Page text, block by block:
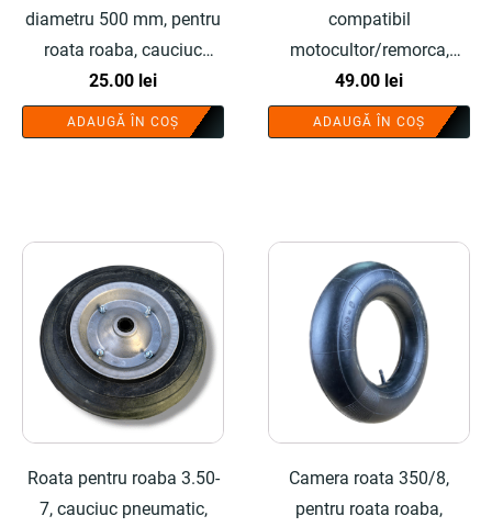
diametru 500 mm, pentru
roata roaba, cauciuc
rezistent - COBI SMART®
25.00 lei
ADAUGĂ ÎN COȘ
compatibil
motocultor/remorca,
profil agricol profesional -
COBI SMART®
49.00 lei
ADAUGĂ ÎN COȘ
Roata pentru roaba 3.50-
7, cauciuc pneumatic,
Camera roata 350/8,
pentru roata roaba,